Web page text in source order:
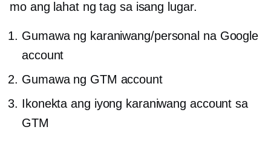
mo ang lahat ng tag sa isang lugar.
Gumawa ng karaniwang/personal na Google
account
Gumawa ng GTM account
Ikonekta ang iyong karaniwang account sa
GTM